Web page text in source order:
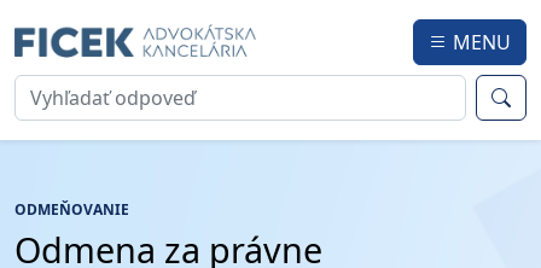
MENU
ODMEŇOVANIE
Odmena za právne